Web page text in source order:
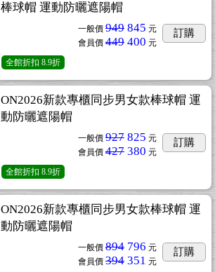
棒球帽 運動防曬遮陽帽
一般價 949 845 元
會員價 449 400 元
訂購
全館折扣 8.9折
ON2026新款專櫃同步男女款棒球帽 運
動防曬遮陽帽
一般價 927 825 元
會員價 427 380 元
訂購
全館折扣 8.9折
ON2026新款專櫃同步男女款棒球帽 運
動防曬遮陽帽
一般價 894 796 元
會員價 394 351 元
訂購